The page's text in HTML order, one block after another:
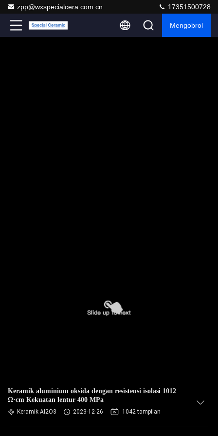
zpp@wxspecialcera.com.cn 17351500728
Mengobrol
Keramik aluminium oksida dengan resistensi isolasi 1012
Ω·cm Kekuatan lentur 400 MPa
Keramik Al2O3 2023-12-26 1042 tampilan